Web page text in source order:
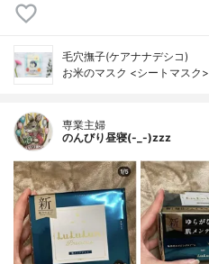
毛穴撫子(ケアナナデシコ)
お米のマスク <シートマスク>
専業主婦
のんびり昼寝(-_-)zzz